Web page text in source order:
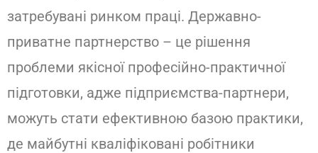
затребувані ринком праці. Державно-
приватне партнерство – це рішення
проблеми якісної професійно-практичної
підготовки, адже підприємства-партнери,
можуть стати ефективною базою практики,
де майбутні кваліфіковані робітники